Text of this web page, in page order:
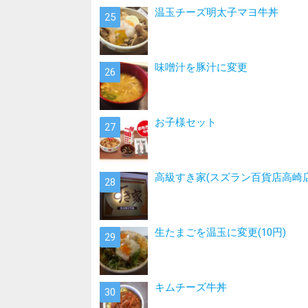
温玉チーズ明太子マヨ牛丼
味噌汁を豚汁に変更
お子様セット
高級すき家(スズラン百貨店高崎
生たまごを温玉に変更(10円)
キムチーズ牛丼